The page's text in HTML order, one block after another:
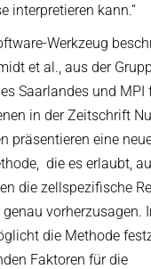
interpretieren kann.“
Werkzeug
et al., aus der
Saarlandes und MPI
in der Zeitschrift
präsentieren eine
die es erlaubt,
die zellspezifische
vorherzusagen.
die Methode
Faktoren für die